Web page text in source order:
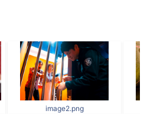
image2.png